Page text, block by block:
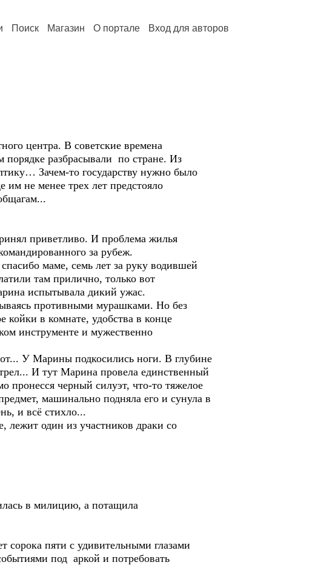
Поиск Магазин О портале Вход для авторов
центра. В советские времена
порядке разбрасывали по стране. Из
Зачем-то государству нужно было
не менее трех лет предстояло
приветливо. И проблема жилья
за рубеж.
маме, семь лет за руку водившей
там прилично, только вот
испытывала дикий ужас.
противными мурашками. Но без
в комнате, удобства в конце
инструменте и мужественно
У Марины подкосились ноги. В глубине
И тут Марина провела единственный
черный силуэт, что-то тяжелое
машинально подняла его и сунула в
и всё стихло...
один из участников драки со
в милицию, а потащила
пяти с удивительными глазами
под аркой и потребовать